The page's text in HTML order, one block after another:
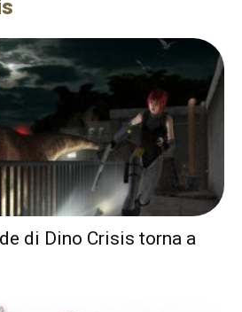
di Dino Crisis torna a